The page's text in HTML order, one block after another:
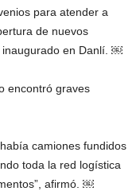
para atender a
de nuevos
inaugurado en Danlí. ￼
encontró graves
camiones fundidos
toda la red logística
afirmó. ￼